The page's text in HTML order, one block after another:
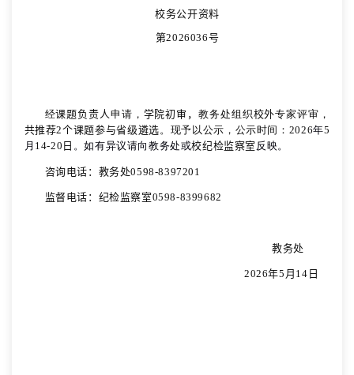
校务公开资料
第2026036号
经课题负责人申请， 学院初审，教务处组织校外专家评审，
共推荐2个课题参与省级遴选。现予以公示，公示时间： 2026年5
月 14-20 日 。如有异议请向教务处或校纪检监察室反映。
咨询电话：教务处0598-8397201
监督电话：纪检监察室0598-8399682
教务处
2026年5 月 14 日